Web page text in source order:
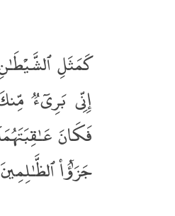
كَمَثَلِ
إِنِّى بَرِىٓءٌۭ
فَكَانَ
جَزَٰٓؤُا۟